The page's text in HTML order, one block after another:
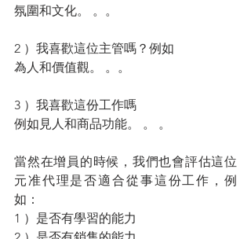
氛圍和文化。 。。
2 ）我喜歡這位主管嗎？例如
為人和價值觀。 。。
3 ）我喜歡這份工作嗎
例如見人和商品功能。 。 。
當然在增員的時候，我們也會評估這位
元准代理是否適合從事這份工作，例
如：
1 ）是否有學習的能力